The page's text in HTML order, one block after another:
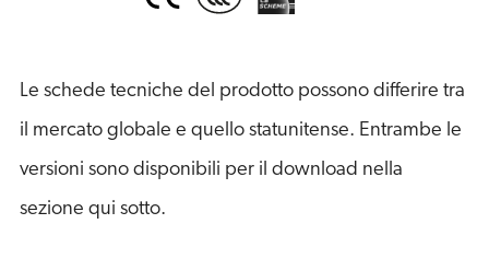
Le schede tecniche del prodotto possono differire tra
il mercato globale e quello statunitense. Entrambe le
versioni sono disponibili per il download nella
sezione qui sotto.